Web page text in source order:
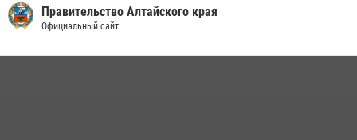
Правительство Алтайского края
Официальный сайт